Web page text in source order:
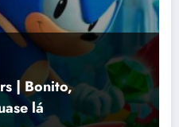
| Bonito,
lá